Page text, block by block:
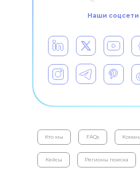
Наши соцсети
Кто мы FAQs
Кейсы Регионы поиска